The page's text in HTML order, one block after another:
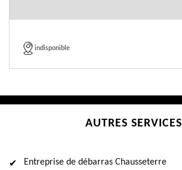
indisponible
AUTRES SERVICES
Entreprise de débarras Chausseterre